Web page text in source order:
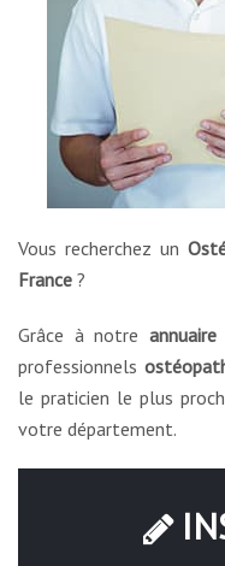
Vous recherchez un
France ?
Grâce à notre annuaire
professionnels
le praticien le plus
votre département.